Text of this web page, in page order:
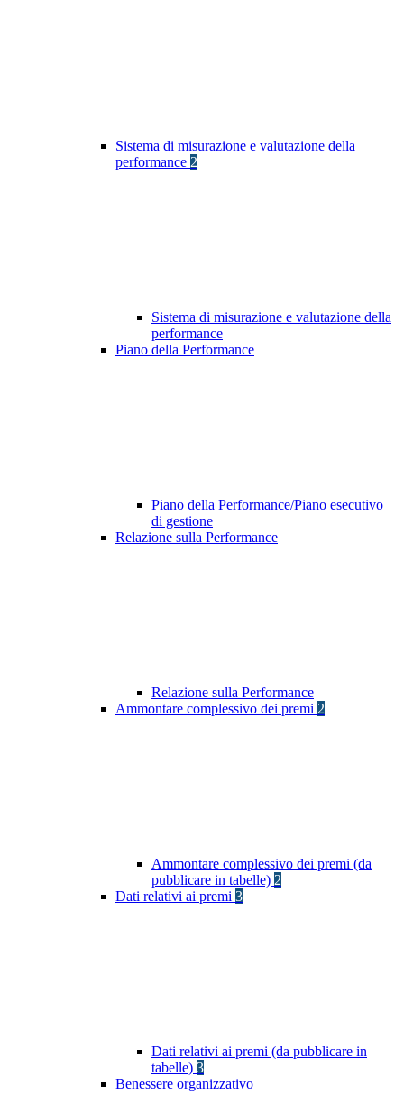
Sistema di misurazione e valutazione della
performance 2
Sistema di misurazione e valutazione della
performance
Piano della Performance
Piano della Performance/Piano esecutivo
di gestione
Relazione sulla Performance
Relazione sulla Performance
Ammontare complessivo dei premi 2
Ammontare complessivo dei premi (da
pubblicare in tabelle) 2
Dati relativi ai premi 3
Dati relativi ai premi (da pubblicare in
tabelle) 3
Benessere organizzativo